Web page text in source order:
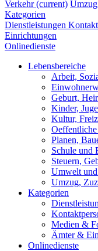
Verkehr(current)
Kategorien
Dienstleistungen
Einrichtungen
Onlinedienste
Lebensbereiche
Arbeit,
Geburt,
Kinder,
Kultur,
Planen,
Schule und
Steuern,
Umwelt
Umzug,
Kategorien
Medien &
Ämter &
Onlinedienste